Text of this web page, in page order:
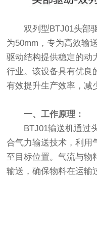
双列型BTJ01头部
为50mm，专为高效输
驱动结构提供稳定的动
行业。该设备具有优良
有效提升生产效率，减
一、工作原理：
BTJ01输送机通过
合气力输送技术，利用
至目标位置。气流与物
输送，确保物料在运输